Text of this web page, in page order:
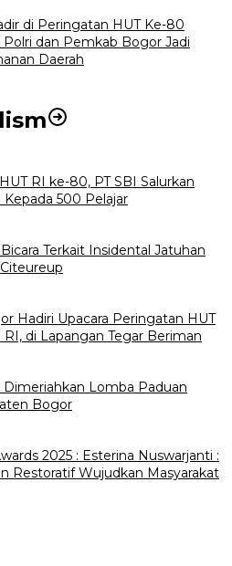
di Peringatan HUT Ke-80
Polri dan Pemkab Bogor Jadi
Daerah
RI ke-80, PT SBI Salurkan
Kepada 500 Pelajar
Terkait Insidental Jatuhan
Hadiri Upacara Peringatan HUT
di Lapangan Tegar Beriman
Dimeriahkan Lomba Paduan
Bogor
2025 : Esterina Nuswarjanti :
Restoratif Wujudkan Masyarakat